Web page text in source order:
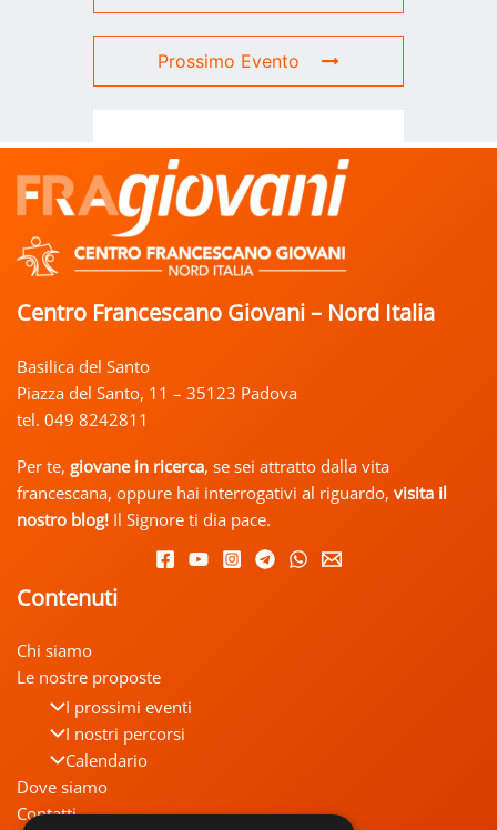
Prossimo Evento
Centro Francescano Giovani – Nord Italia
Basilica del Santo
Piazza del Santo, 11 – 35123 Padova
tel. 049 8242811
Per te, giovane in ricerca, se sei attratto dalla vita
francescana, oppure hai interrogativi al riguardo, visita il
nostro blog! Il Signore ti dia pace.
Contenuti
Chi siamo
Le nostre proposte
I prossimi eventi
I nostri percorsi
Calendario
Dove siamo
Contatti